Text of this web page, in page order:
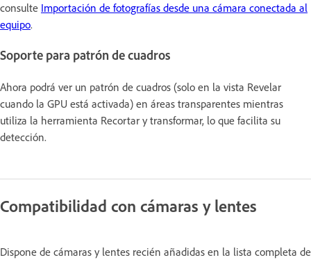
consulte Importación de fotografías desde una cámara conectada al
equipo.
Soporte para patrón de cuadros
Ahora podrá ver un patrón de cuadros (solo en la vista Revelar
cuando la GPU está activada) en áreas transparentes mientras
utiliza la herramienta Recortar y transformar, lo que facilita su
detección.
Compatibilidad con cámaras y lentes
Dispone de cámaras y lentes recién añadidas en la lista completa de